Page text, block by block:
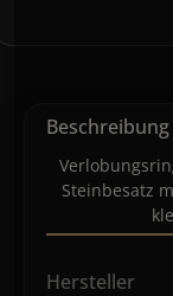
Beschreibung
Steinbesatz
Hersteller